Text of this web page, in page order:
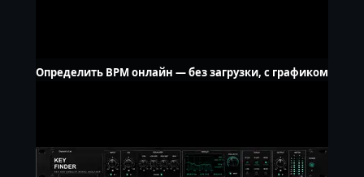
Определить BPM онлайн — без загрузки, с графиком